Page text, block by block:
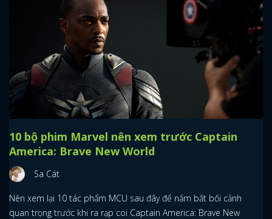
10 bộ phim Marvel nên xem trước Captain
America: Brave New World
Sa Cát
Nên xem lại 10 tác phẩm MCU sau đây để nắm bắt bối cảnh
quan trọng trước khi ra rạp coi Captain America: Brave New